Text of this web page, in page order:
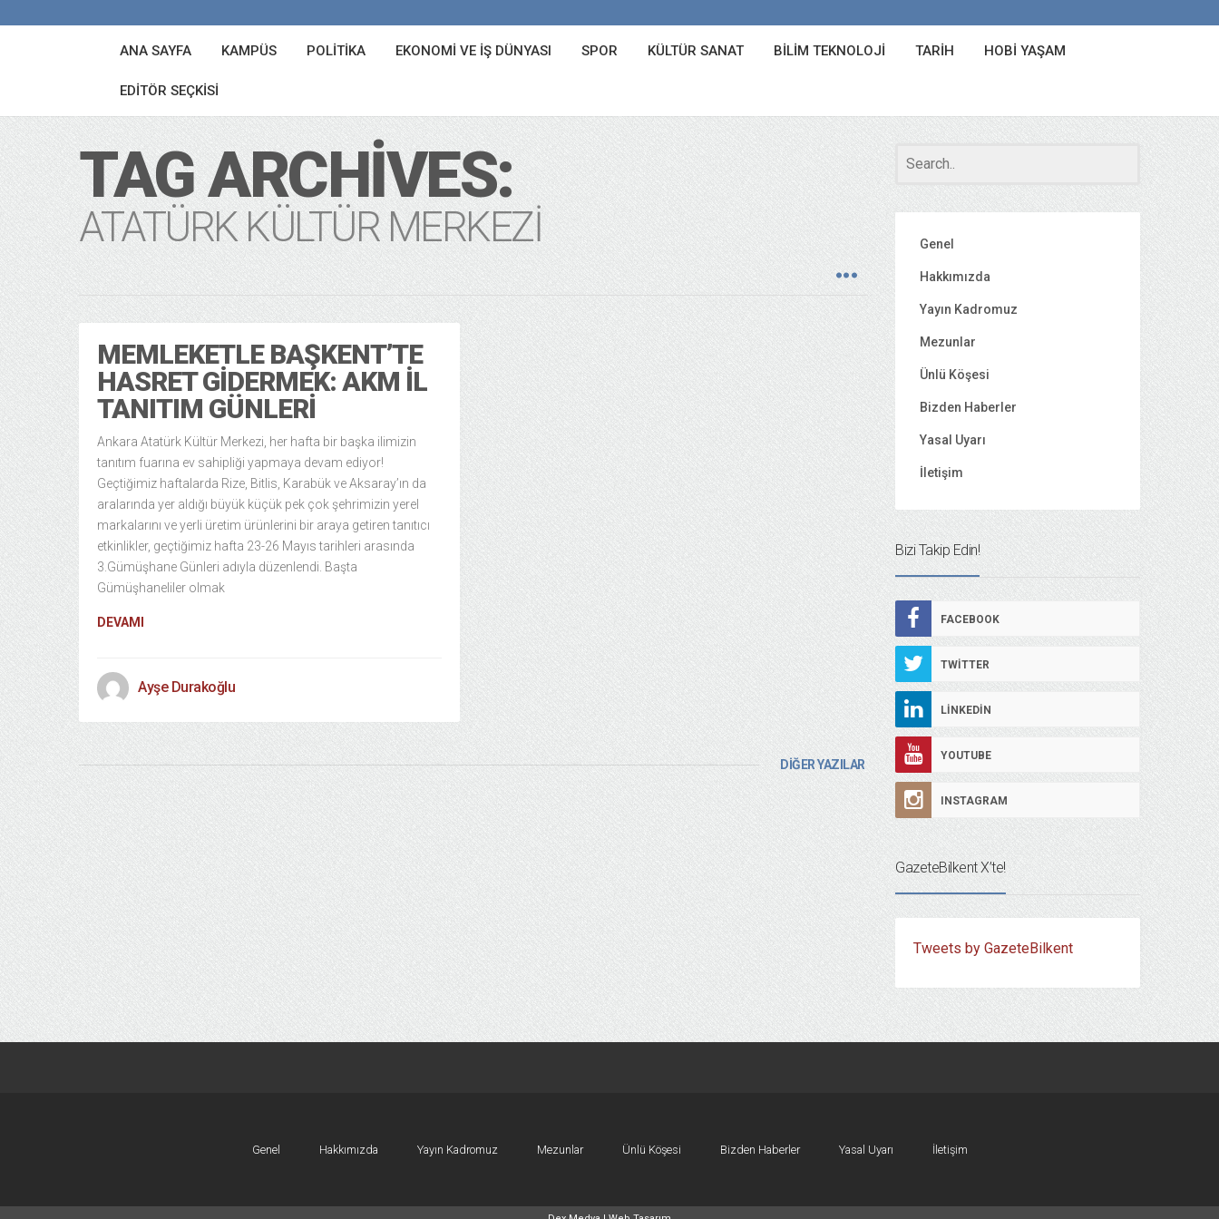
ANA SAYFA KAMPÜS POLITIKA EKONOMI VE İŞ DÜNYASI SPOR KÜLTÜR SANAT BILIM TEKNOLOJI TARIH HOBI YAŞAM
EDITÖR SEÇKISI
TAG ARCHIVES:
ATATÜRK KÜLTÜR MERKEZI
MEMLEKETLE BAŞKENT’TE
HASRET GIDERMEK: AKM İL
TANITIM GÜNLERI
Ankara Atatürk Kültür Merkezi, her hafta bir başka ilimizin
tanıtım fuarına ev sahipliği yapmaya devam ediyor!
Geçtiğimiz haftalarda Rize, Bitlis, Karabük ve Aksaray’ın da
aralarında yer aldığı büyük küçük pek çok şehrimizin yerel
markalarını ve yerli üretim ürünlerini bir araya getiren tanıtıcı
etkinlikler, geçtiğimiz hafta 23-26 Mayıs tarihleri arasında
3.Gümüşhane Günleri adıyla düzenlendi. Başta
Gümüşhaneliler olmak
DEVAMI
Ayşe Durakoğlu
DİĞER YAZILAR
Genel
Hakkımızda
Yayın Kadromuz
Mezunlar
Ünlü Köşesi
Bizden Haberler
Yasal Uyarı
İletişim
Bizi Takip Edin!
FACEBOOK
TWITTER
LINKEDIN
YOUTUBE
INSTAGRAM
GazeteBilkent X’te!
Tweets by GazeteBilkent
Genel Hakkımızda Yayın Kadromuz Mezunlar Ünlü Köşesi Bizden Haberler Yasal Uyarı İletişim